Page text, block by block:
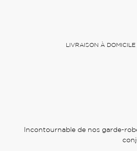
LIVRAISON À
Incontournable de nos garde-